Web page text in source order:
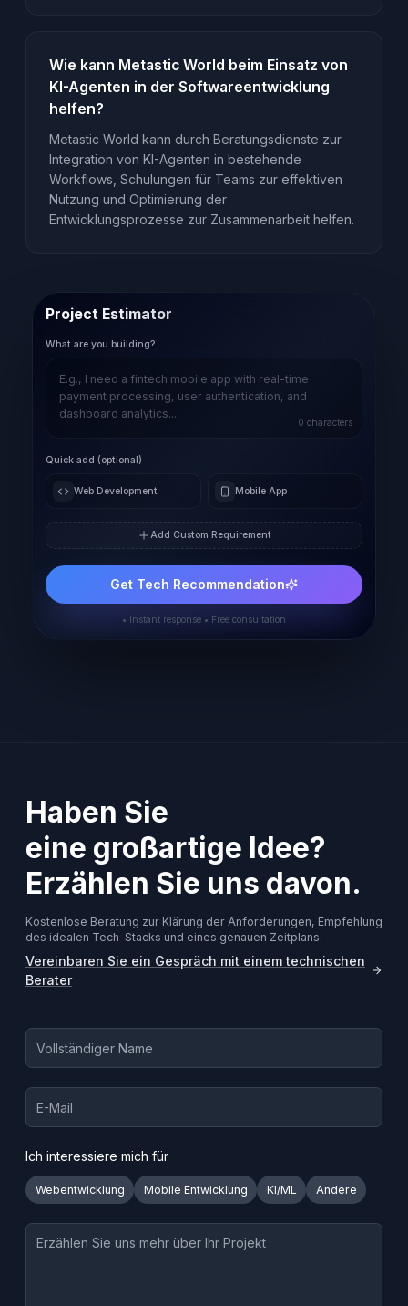
Wie kann Metastic World beim Einsatz von
KI-Agenten in der Softwareentwicklung
helfen?
Metastic World kann durch Beratungsdienste zur
Integration von KI-Agenten in bestehende
Workflows, Schulungen für Teams zur effektiven
Nutzung und Optimierung der
Entwicklungsprozesse zur Zusammenarbeit helfen.
Project Estimator
What are you building?
0 characters
Quick add (optional)
Web Development Mobile App
Add Custom Requirement
Get Tech Recommendation
• Instant response • Free consultation
Haben Sie
eine großartige Idee?
Erzählen Sie uns davon.
Kostenlose Beratung zur Klärung der Anforderungen, Empfehlung
des idealen Tech-Stacks und eines genauen Zeitplans.
Vereinbaren Sie ein Gespräch mit einem technischen
Berater
Ich interessiere mich für
Webentwicklung Mobile Entwicklung KI/ML Andere